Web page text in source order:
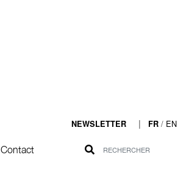
NEWSLETTER | FR / EN
Contact